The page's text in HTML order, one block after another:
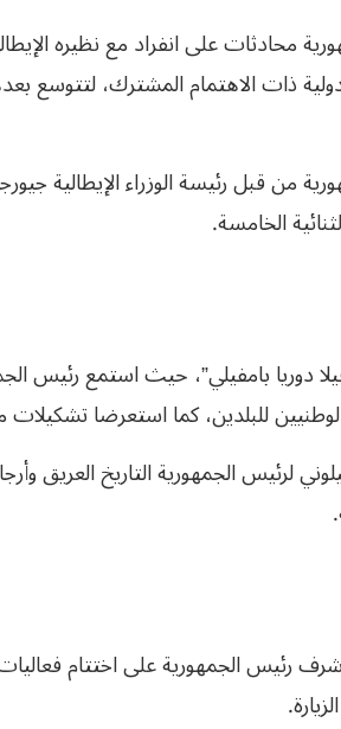
محادثات على انفراد مع نظيره
ذات الاهتمام المشترك،
من قبل رئيسة الوزراء الإيطالية
الخامسة.
دوريا بامفيلي”، حيث استمع رئيس
للبلدين، كما استعرضا
لرئيس الجمهورية التاريخ العريق
رئيس الجمهورية على اختتام